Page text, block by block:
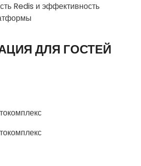
Redis и эффективность
ДЛЯ ГОСТЕЙ